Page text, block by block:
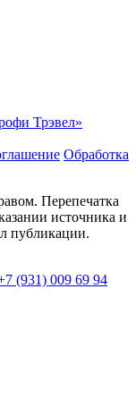
Трэвeл»
Обработка
Перепечатка
источника и
публикации.
(931) 009 69 94